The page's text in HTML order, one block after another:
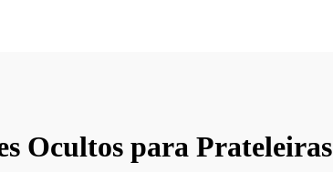
Ocultos para Prateleiras